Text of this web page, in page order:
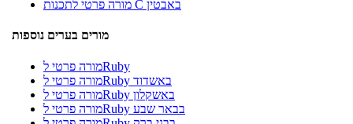
מורה פרטי לתכנות C באבטין
מורים בערים נוספות
מורה פרטי לRuby
מורה פרטי לRuby באשדוד
מורה פרטי לRuby באשקלון
מורה פרטי לRuby בבאר שבע